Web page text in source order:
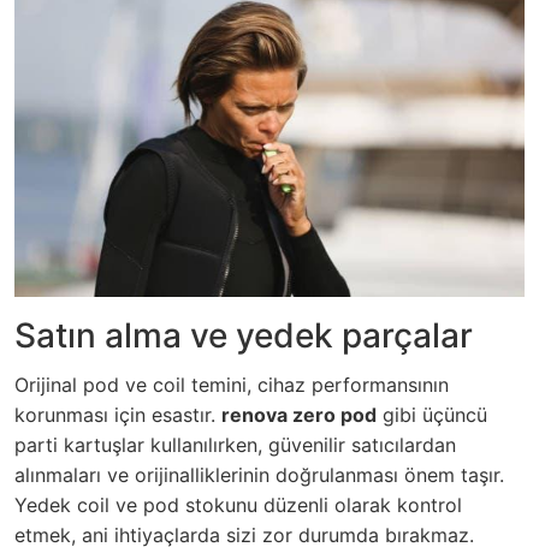
Satın alma ve yedek parçalar
Orijinal pod ve coil temini, cihaz performansının
korunması için esastır. renova zero pod gibi üçüncü
parti kartuşlar kullanılırken, güvenilir satıcılardan
alınmaları ve orijinalliklerinin doğrulanması önem taşır.
Yedek coil ve pod stokunu düzenli olarak kontrol
etmek, ani ihtiyaçlarda sizi zor durumda bırakmaz.